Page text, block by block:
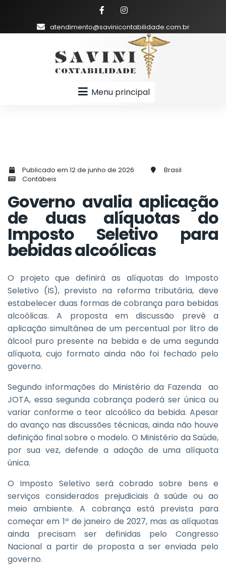
atendimento@savinicontabilidade.com.br
Menu principal
Publicado em 12 de junho de 2026
Brasil
Contábeis
Governo avalia aplicação
de duas alíquotas do
Imposto Seletivo para
bebidas alcoólicas
O projeto que definirá as alíquotas do Imposto
Seletivo (IS), previsto na reforma tributária, deve
estabelecer duas formas de cobrança para bebidas
alcoólicas. A proposta em discussão prevê a
aplicação simultânea de um percentual por litro de
álcool puro presente na bebida e de uma segunda
alíquota, cujo formato ainda não foi fechado pelo
governo.
Segundo informações do Ministério da Fazenda ao
JOTA, essa segunda cobrança poderá ser única ou
variar conforme o teor alcoólico da bebida. Apesar
do avanço nas discussões técnicas, ainda não houve
definição final sobre o modelo. O Ministério da Saúde,
por sua vez, defende a adoção de uma alíquota
única.
O Imposto Seletivo será cobrado sobre bens e
serviços considerados prejudiciais à saúde ou ao
meio ambiente. A cobrança está prevista para
começar em 1º de janeiro de 2027, mas as alíquotas
ainda precisam ser definidas pelo Congresso
Nacional a partir de proposta a ser enviada pelo
governo.